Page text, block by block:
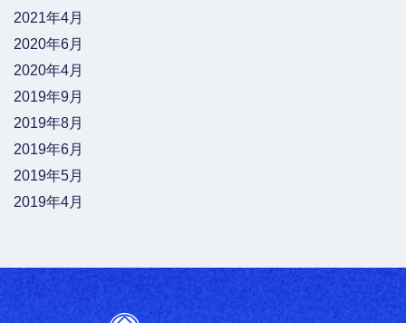
2021年4月
2020年6月
2020年4月
2019年9月
2019年8月
2019年6月
2019年5月
2019年4月